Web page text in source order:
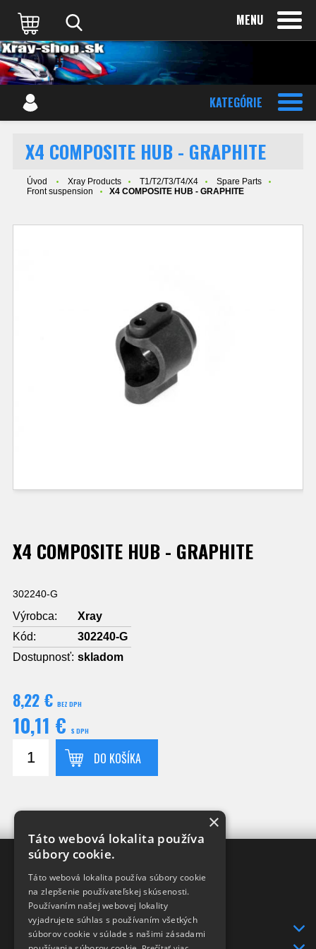
MENU
KATEGÓRIE
X4 COMPOSITE HUB - GRAPHITE
Úvod Xray Products T1/T2/T3/T4/X4
Spare Parts
Front suspension
X4 COMPOSITE HUB - GRAPHITE
X4 COMPOSITE HUB - GRAPHITE
302240-G
Výrobca:
Xray
Kód:
302240-G
Dostupnosť: skladom
8,22 € BEZ DPH
10,11 € S DPH
DO KOŠÍKA
DISTRIBÚTOR v SR
pre značky
XRAY a HUDY
INFO
×
Táto webová lokalita používa
súbory cookie.
Táto webová lokalita používa súbory cookie
na zlepšenie používateľskej skúsenosti.
Používaním našej webovej lokality
vyjadrujete súhlas s používaním všetkých
súborov cookie v súlade s našimi zásadami